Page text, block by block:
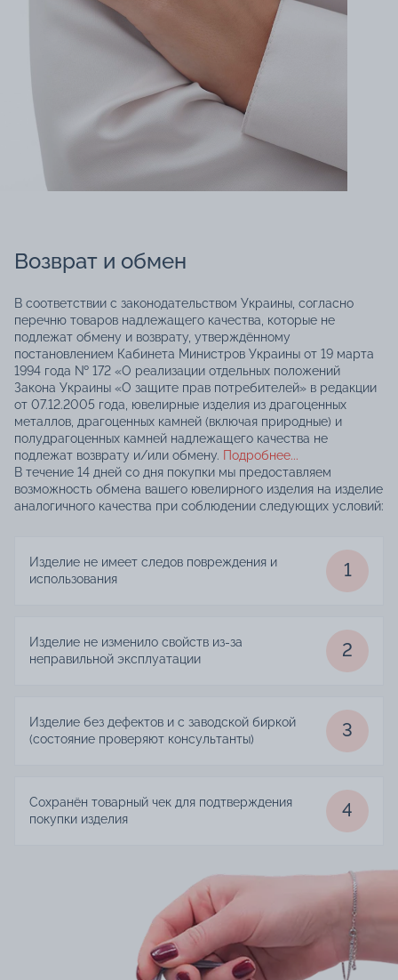
Возврат и обмен
В соответствии с законодательством Украины, согласно
перечню товаров надлежащего качества, которые не
подлежат обмену и возврату, утверждённому
постановлением Кабинета Министров Украины от 19 марта
1994 года № 172 «О реализации отдельных положений
Закона Украины «О защите прав потребителей» в редакции
от 07.12.2005 года, ювелирные изделия из драгоценных
металлов, драгоценных камней (включая природные) и
полудрагоценных камней надлежащего качества не
подлежат возврату и/или обмену. Подробнее...
В течение 14 дней со дня покупки мы предоставляем
возможность обмена вашего ювелирного изделия на изделие
аналогичного качества при соблюдении следующих условий:
Изделие не имеет следов повреждения и
использования
1
Изделие не изменило свойств из-за
неправильной эксплуатации
2
Изделие без дефектов и с заводской биркой
(состояние проверяют консультанты)
3
Сохранён товарный чек для подтверждения
покупки изделия
4